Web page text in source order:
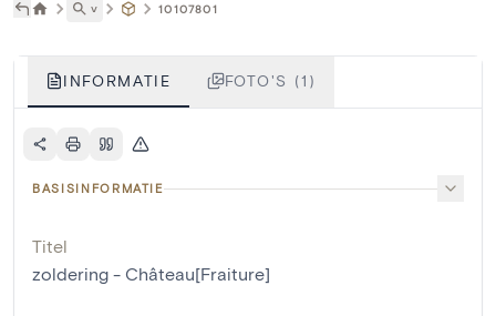
˅ 10107801
INFORMATIE FOTO'S (1)
BASISINFORMATIE
Titel
zoldering - Château[Fraiture]